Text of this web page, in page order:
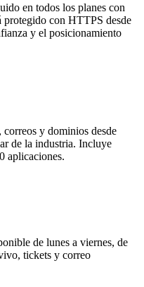
en todos los planes con
protegido con HTTPS desde
y el posicionamiento
correos y dominios desde
de la industria. Incluye
aplicaciones.
de lunes a viernes, de
tickets y correo